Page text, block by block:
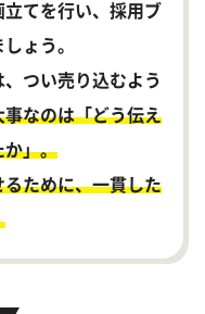
てを行い、採用ブ
ょう。
つい売り込むよう
事なのは「どう伝え
か」。
ために、一貫した